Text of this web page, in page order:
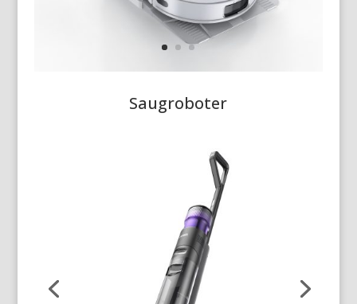
Saugroboter